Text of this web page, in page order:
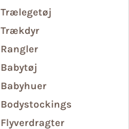
Trælegetøj
Trækdyr
Rangler
Babytøj
Babyhuer
Bodystockings
Flyverdragter